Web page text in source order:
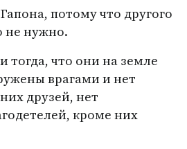
потому что другого
не нужно.
тогда, что они на земле
врагами и нет
друзей, нет
кроме них